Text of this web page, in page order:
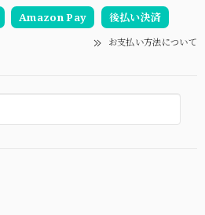
Amazon Pay 後払い決済
お支払い方法について